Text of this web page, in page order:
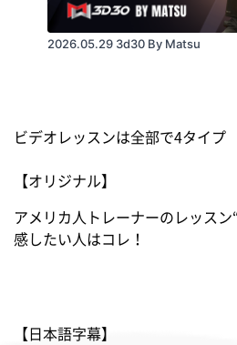
[iOS]
Chrome （最新バージョン)
2026.05.29 3d30 By Matsu
ビデオレッスンは全部で4タイプ
【オリジナル】
アメリカ人トレーナーのレッス
感したい人はコレ！
【日本語字幕】